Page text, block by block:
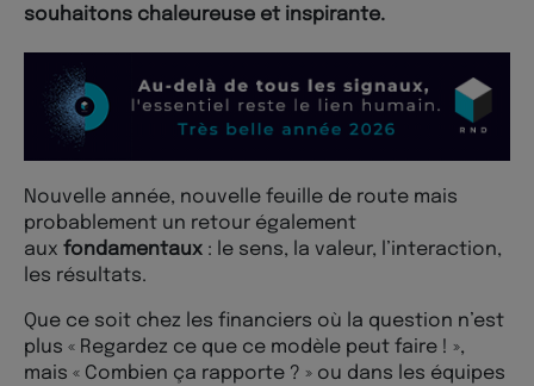
souhaitons chaleureuse et inspirante.
Nouvelle année, nouvelle feuille de route mais
probablement un retour également
aux fondamentaux : le sens, la valeur, l’interaction,
les résultats.
Que ce soit chez les financiers où la question n’est
plus « Regardez ce que ce modèle peut faire ! »,
mais « Combien ça rapporte ? » ou dans les équipes